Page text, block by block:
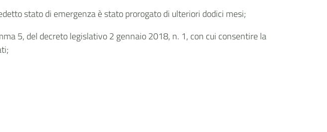
stato di emergenza è stato prorogato di ulteriori dodici mesi;
5, del decreto legislativo 2 gennaio 2018, n. 1, con cui consentire la